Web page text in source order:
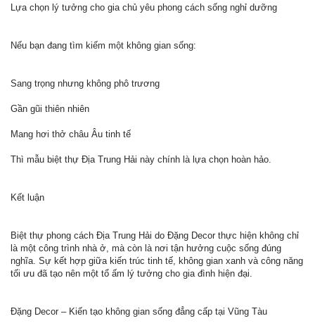
Lựa chọn lý tưởng cho gia chủ yêu phong cách sống nghỉ dưỡng
Nếu bạn đang tìm kiếm một không gian sống:
Sang trọng nhưng không phô trương
Gần gũi thiên nhiên
Mang hơi thở châu Âu tinh tế
Thì mẫu biệt thự Địa Trung Hải này chính là lựa chọn hoàn hảo.
Kết luận
Biệt thự phong cách Địa Trung Hải do Đặng Decor thực hiện không chỉ
là một công trình nhà ở, mà còn là nơi tận hưởng cuộc sống đúng
nghĩa. Sự kết hợp giữa kiến trúc tinh tế, không gian xanh và công năng
tối ưu đã tạo nên một tổ ấm lý tưởng cho gia đình hiện đại.
Đặng Decor – Kiến tạo không gian sống đẳng cấp tại Vũng Tàu